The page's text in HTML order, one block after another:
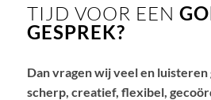
TIJD VOOR EEN
GESPREK?
Dan vragen wij veel en luisteren
scherp, creatief, flexibel,